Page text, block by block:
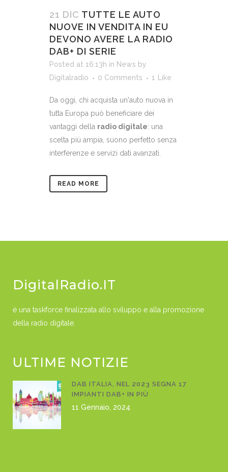
21 DIC TUTTE LE AUTO
NUOVE IN VENDITA IN EU
DEVONO AVERE LA RADIO
DAB+ DI SERIE
Posted at 16:13h in News by
Digitalradio
0 Comments 1 Like
Da oggi, chi acquista un'auto nuova in
tutta Europa può beneficiare dei
vantaggi della radio digitale: una
scelta più ampia, suono perfetto senza
interferenze e servizi dati avanzati.
READ MORE
DigitalRadio.IT
è una taskforce finalizzata allo sviluppo e alla promozione
della radio digitale.
ULTIME NOTIZIE
DAB ITALIA, NEL 2023 SEGNA 17
IMPIANTI DAB+ IN PIÙ
11 Gennaio, 2024